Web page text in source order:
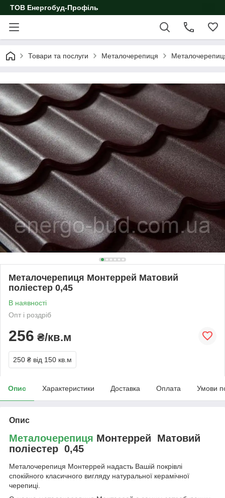
ТОВ Енергобуд-Профіль
Товари та послуги Металочерепиця
Металочерепиця Монтеррей Матовий
поліестер 0,45
В наявності
Опт і роздріб
256 ₴/кв.м
250 ₴ від 150 кв.м
Опис Характеристики Доставка Оплата Умови
Опис
Металочерепиця Монтеррей Матовий
поліестер 0,45
Металочерепиця Монтеррей надасть Вашій покрівлі
спокійного класичного вигляду натуральної керамічної
черепиці.